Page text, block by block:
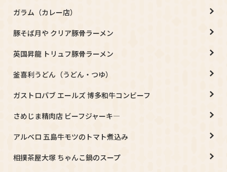
ガラム（カレー店）
豚そば月や クリア豚骨ラーメン
英国昇龍 トリュフ豚骨ラーメン
釜喜利うどん（うどん・つゆ）
ガストロパブ エールズ 博多和牛コンビーフ
さめじま精肉店 ビーフジャーキ―
アルベロ 五島牛モツのトマト煮込み
相撲茶屋大塚 ちゃんこ鍋のスープ